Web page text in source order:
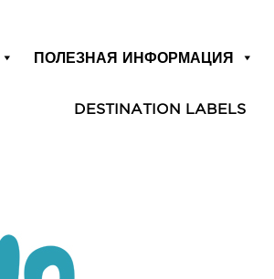
ПОЛЕЗНАЯ ИНФОРМАЦИЯ
DESTINATION LABELS